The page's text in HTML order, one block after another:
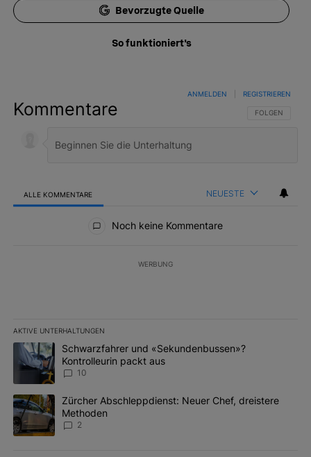
Bevorzugte Quelle
So funktioniert's
Kommentare FOLGE DIESER
FOLGEN
ANMELDEN REGISTRIEREN
ALLE KOMMENTARE NEUESTE
Noch keine Kommentare
WERBUNG
AKTIVE UNTERHALTUNGEN
Das Folgende ist eine Liste der am meisten kommentierten
Ein Trendartikel mit dem Titel "Schwarzfahrer und
Schwarzfahrer und «Sekundenbussen»?
Kontrolleurin packt aus
10
Ein Trendartikel mit dem Titel "Zürcher Abschleppdienst: Neuer
Zürcher Abschleppdienst: Neuer Chef, dreistere
Methoden
2